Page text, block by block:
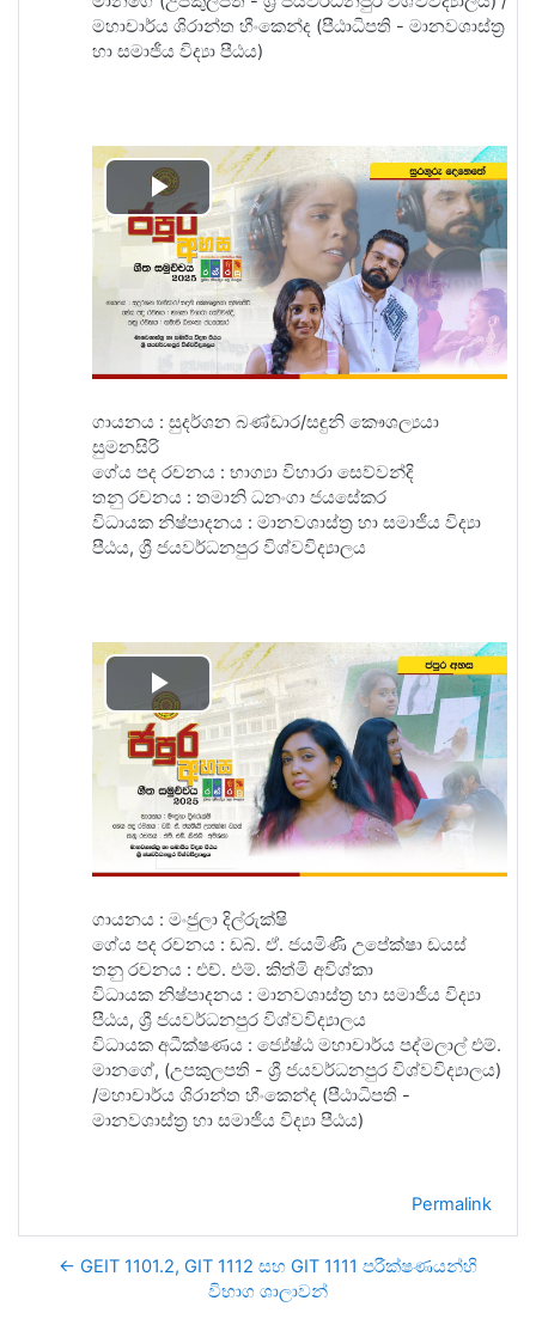
මහාචාර්ය ශිරාන්ත හීංකෙන්ද (පීඨාධිපති - මානවශාස්ත්‍ර
හා සමාජීය විද්‍යා පීඨය)
Play
Video
ගායනය : සුදර්ශන බණ්ඩාර/සඳුනි කෞශල්‍යයා
සුමනසිරි
ගේය පද රචනය : භාග්‍යා විහාරා සෙව්වන්දි
තනු රචනය : තමානි ධනංගා ජයසේකර
විධායක නිෂ්පාදනය‍ : මානවශාස්ත්‍ර හා සමාජීය විද්‍යා
පීඨය, ශ්‍රී ජයවර්ධනපුර විශ්වවිද්‍යාලය
Play
Video
ගායනය : මංජුලා දිල්රුක්ෂි
ගේය පද රචනය : ඩබ්. ඒ. ජයමිණි උපේක්ෂා ඩයස්
තනු රචනය : එච්. එම්. කිත්මි අවිශ්කා
විධායක නිෂ්පාදනය‍ : මානවශාස්ත්‍ර හා සමාජීය විද්‍යා
පීඨය, ශ්‍රී ජයවර්ධනපුර විශ්වවිද්‍යාලය
විධායක අධීක්ෂණය : ජ්‍යේෂ්ඨ මහාචාර්ය පද්මලාල් එම්.
මානගේ, (උපකුලපති - ශ්‍රී ජයවර්ධනපුර විශ්වවිද්‍යාලය)
/මහාචාර්ය ශිරාන්ත හීංකෙන්ද (පීඨාධිපති -
මානවශාස්ත්‍ර හා සමාජීය විද්‍යා පීඨය)
Permalink
← GEIT 1101.2, GIT 1112 සහ GIT 1111 පරීක්ෂණයන්හි
විභාග ශාලාවන්